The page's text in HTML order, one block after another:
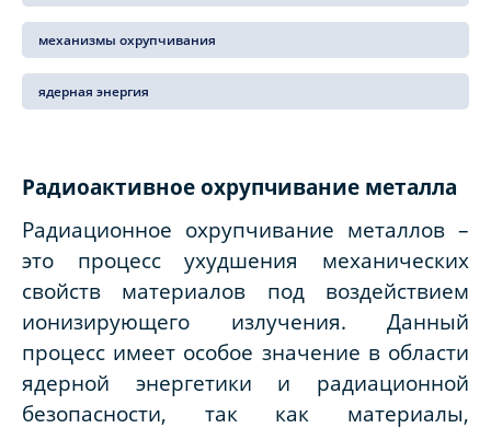
механизмы охрупчивания
ядерная энергия
Радиоактивное охрупчивание металла
Радиационное охрупчивание металлов –
это процесс ухудшения механических
свойств материалов под воздействием
ионизирующего излучения. Данный
процесс имеет особое значение в области
ядерной энергетики и радиационной
безопасности, так как материалы,